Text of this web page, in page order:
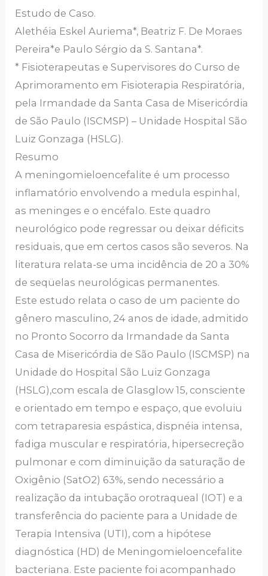
Estudo de Caso.
Alethéia Eskel Auriema*, Beatriz F. De Moraes
Pereira*e Paulo Sérgio da S. Santana*.
* Fisioterapeutas e Supervisores do Curso de
Aprimoramento em Fisioterapia Respiratória,
pela Irmandade da Santa Casa de Misericórdia
de São Paulo (ISCMSP) – Unidade Hospital São
Luiz Gonzaga (HSLG).
Resumo
A meningomieloencefalite é um processo
inflamatório envolvendo a medula espinhal,
as meninges e o encéfalo. Este quadro
neurológico pode regressar ou deixar déficits
residuais, que em certos casos são severos. Na
literatura relata-se uma incidência de 20 a 30%
de seqüelas neurológicas permanentes.
Este estudo relata o caso de um paciente do
gênero masculino, 24 anos de idade, admitido
no Pronto Socorro da Irmandade da Santa
Casa de Misericórdia de São Paulo (ISCMSP) na
Unidade do Hospital São Luiz Gonzaga
(HSLG),com escala de Glasglow 15, consciente
e orientado em tempo e espaço, que evoluiu
com tetraparesia espástica, dispnéia intensa,
fadiga muscular e respiratória, hipersecreção
pulmonar e com diminuição da saturação de
Oxigênio (SatO2) 63%, sendo necessário a
realização da intubação orotraqueal (IOT) e a
transferência do paciente para a Unidade de
Terapia Intensiva (UTI), com a hipótese
diagnóstica (HD) de Meningomieloencefalite
bacteriana. Este paciente foi acompanhado